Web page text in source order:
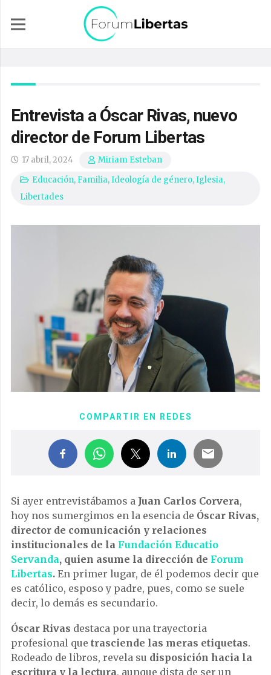
Entrevista a Óscar Rivas, nuevo
director de Forum Libertas
17 abril, 2024
Miriam Esteban
Educación, Familia,Ideología de género,Iglesia,
Libertades
COMPARTIR EN REDES
Si ayer entrevistábamos a Juan Carlos Corvera,
hoy nos sumergimos en la esencia de Óscar Rivas,
director de comunicación y relaciones
institucionales de la Fundación Educatio
Servanda, quien asume la dirección de Forum
Libertas. En primer lugar, de él podemos decir que
es católico, esposo y padre, pues, como se suele
decir, lo demás es secundario.
Óscar Rivas destaca por una trayectoria
profesional que trasciende las meras etiquetas.
Rodeado de libros, revela su disposición hacia la
escritura y la lectura, aunque dista de ser un